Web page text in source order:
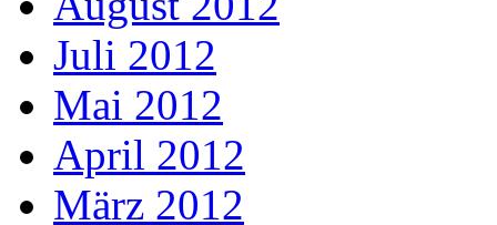
Juli 2012
Mai 2012
April 2012
März 2012